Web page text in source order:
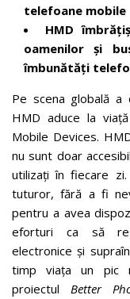
telefoane mobile
HMD
oamenilor și
îmbunătăți
Pe scena globală a
HMD aduce la
Mobile Devices.
nu sunt doar
utilizați în fiecare
tuturor, fără a fi
pentru a avea
eforturi ca să
electronice și
timp viața un pic
proiectul Better